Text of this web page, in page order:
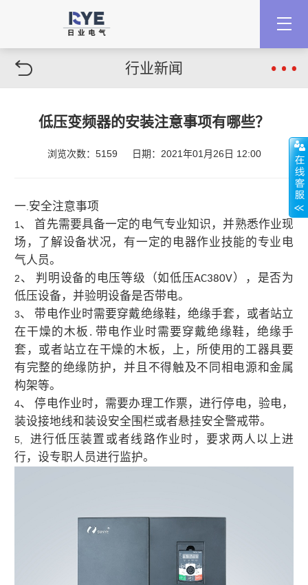
行业新闻
低压变频器的安装注意事项有哪些？
浏览次数：5159 日期：2021年01月26日 12:00
一 安全注意事项
1 、 首先需要具备一定的电气专业知识，并熟悉作业现
场，了解设备状况，有一定的电器作业技能的专业电
气人员。
2、 判明设备的电压等级（如低压AC380V），是否为
低压设备，并验明设备是否带电。
3、 带电作业时需要穿戴绝缘鞋，绝缘手套，或者站立
在干燥的木板 . 带电作业时需要穿戴绝缘鞋，绝缘手
套，或者站立在干燥的木板，上，所使用的工器具要
有完整的绝缘防护，并且不得触及不同相电源和金属
构架等。
4、 停电作业时，需要办理工作票，进行停电，验电，
装设接地线和装设安全围栏或者悬挂安全警戒带。
5, 进行低压装置或者线路作业时，要求两人以上进
行，设专职人员进行监护。